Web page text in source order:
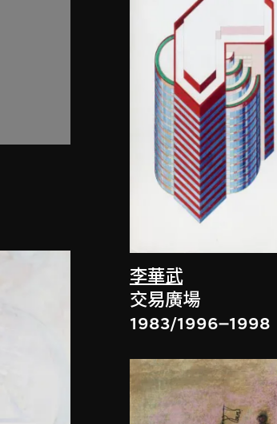
李華武
交易廣場
1983/1996–1998